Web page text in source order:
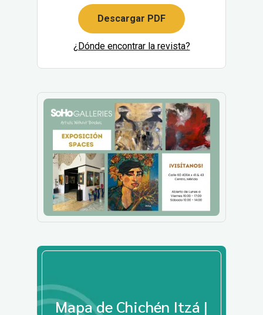
Descargar PDF
¿Dónde encontrar la revista?
Mapa de Chichén Itzá |